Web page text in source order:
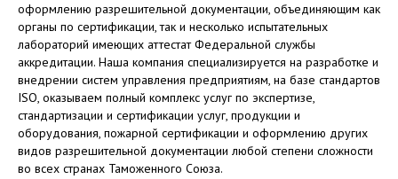
оформлению разрешительной документации, объединяющим как
органы по сертификации, так и несколько испытательных
лабораторий имеющих аттестат Федеральной службы
аккредитации. Наша компания специализируется на разработке и
внедрении систем управления предприятиям, на базе стандартов
ISO, оказываем полный комплекс услуг по экспертизе,
стандартизации и сертификации услуг, продукции и
оборудования, пожарной сертификации и оформлению других
видов разрешительной документации любой степени сложности
во всех странах Таможенного Союза.